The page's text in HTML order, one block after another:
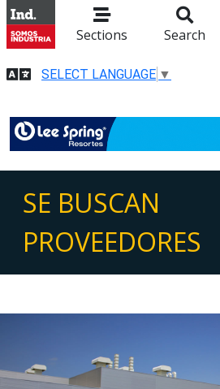
Sections Search
SELECT LANGUAGE ▼
SE BUSCAN
PROVEEDORES